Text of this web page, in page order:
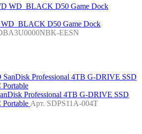
WD_BLACK D50 Game Dock
EESN
Professional 4TB G-DRIVE SSD
Portable Арт. SDPS11A-004T